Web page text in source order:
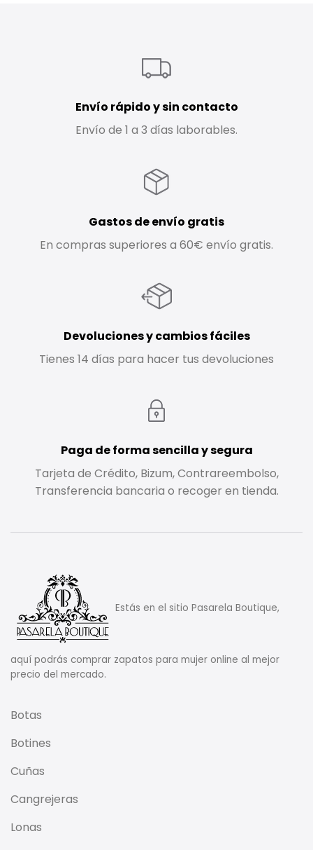
Envío rápido y sin contacto
Envío de 1 a 3 días laborables.
Gastos de envío gratis
En compras superiores a 60€ envío gratis.
Devoluciones y cambios fáciles
Tienes 14 días para hacer tus devoluciones
Paga de forma sencilla y segura
Tarjeta de Crédito, Bizum, Contrareembolso,
Transferencia bancaria o recoger en tienda.
Estás en el sitio Pasarela Boutique,
aquí podrás comprar zapatos para mujer online al mejor
precio del mercado.
Botas
Botines
Cuñas
Cangrejeras
Lonas